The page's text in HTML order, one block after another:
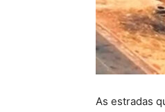
As estradas